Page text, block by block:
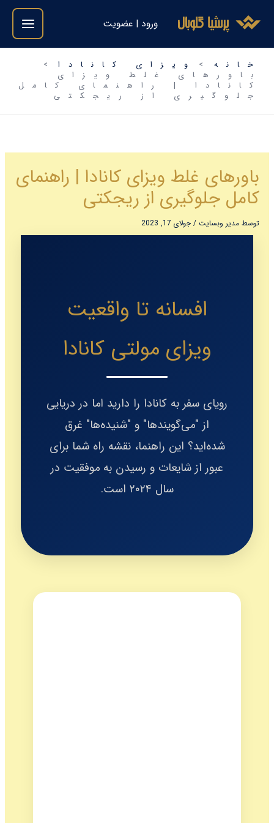
ورود | عضویت
خانه
ویزای کانادا
باورهای غلط ویزای
کانادا | راهنمای کامل
جلوگیری از ریجکتی
باورهای غلط ویزای کانادا | راهنمای
کامل جلوگیری از ریجکتی
توسط مدیر وبسایت / جولای 17, 2023
افسانه تا واقعیت
ویزای مولتی کانادا
رویای سفر به کانادا را دارید اما در دریایی
از "می‌گویندها" و "شنیده‌ها" غرق
شده‌اید؟ این راهنما، نقشه راه شما برای
عبور از شایعات و رسیدن به موفقیت در
سال ۲۰۲۴ است.